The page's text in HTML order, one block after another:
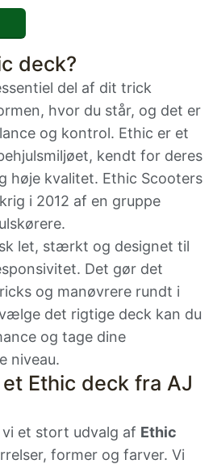
deck?
del af dit trick
hvor du står, og det er
og kontrol. Ethic er et
kendt for deres
høje kvalitet. Ethic Scooters
i 2012 af en gruppe
let, stærkt og designet til
Det gør det
og manøvrere rundt i
det rigtige deck kan du
og tage dine
niveau.
Ethic deck fra AJ
et stort udvalg af Ethic
former og farver. Vi